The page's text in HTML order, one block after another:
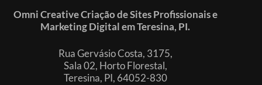
Omni Creative Criação de Sites Profissionais e
Marketing Digital em Teresina, PI.
Rua Gervásio Costa, 3175,
Sala 02, Horto Florestal,
Teresina, PI, 64052-830